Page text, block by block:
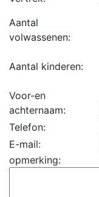
Aantal
volwassenen:
Aantal kinderen:
Voor-en
achternaam:
Telefon:
E-mail:
opmerking: